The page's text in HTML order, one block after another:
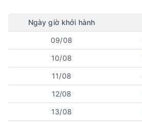
Ngày giờ khởi hành
09/08
10/08
11/08
12/08
13/08